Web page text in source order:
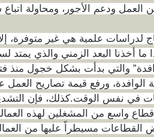
ودعم الأجور، ومحاولة اتباع
لدراسات علمية هي غير متوفرة،
أخذنا البعد الزمني والذي يمتد
والتي بدأت بشكل خجول
الوافدة، ورفع قيمة تصاريح
في نفس الوقت.كذلك، فإن
واسع من المشغلين لهذه
مسيطراً عليها من العمالة